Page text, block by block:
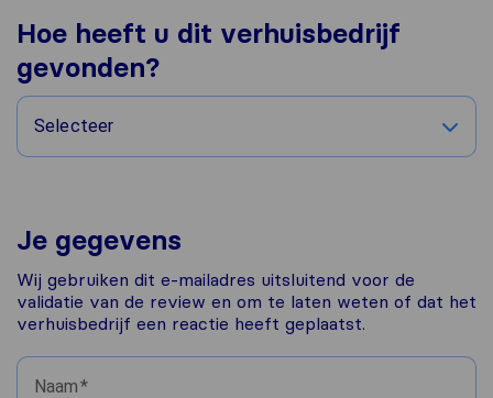
Hoe heeft u dit verhuisbedrijf
gevonden?
Selecteer
Je gegevens
Wij gebruiken dit e-mailadres uitsluitend voor de
validatie van de review en om te laten weten of dat het
verhuisbedrijf een reactie heeft geplaatst.
Naam